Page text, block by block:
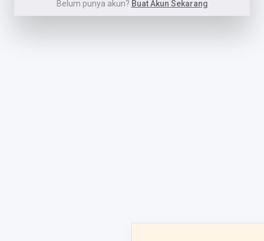
Belum punya akun? Buat Akun Sekarang